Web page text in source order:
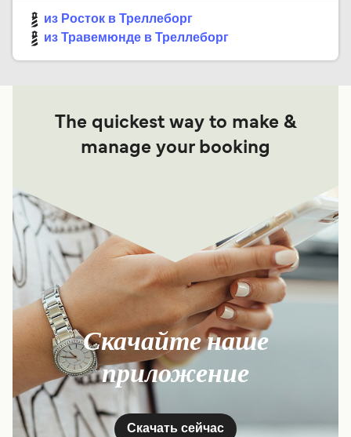
из Росток в Треллеборг
из Травемюнде в Треллеборг
The quickest way to make &
manage your booking
Скачайте наше
приложение
Скачать сейчас